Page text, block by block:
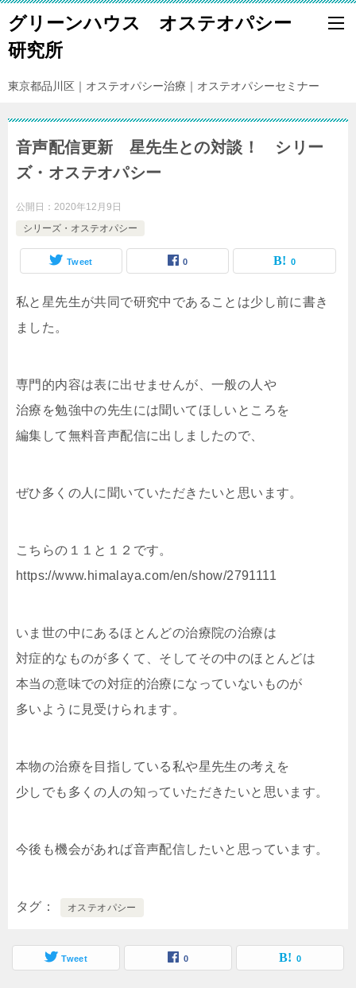
グリーンハウス オステオパシー
研究所
東京都品川区｜オステオパシー治療｜オステオパシーセミナー
音声配信更新 星先生との対談！ シリー
ズ・オステオパシー
公開日： 2020年12月9日
シリーズ・オステオパシー
Tweet 0 0
私と星先生が共同で研究中であることは少し前に書き
ました。
専門的内容は表に出せませんが、一般の人や
治療を勉強中の先生には聞いてほしいところを
編集して無料音声配信に出しましたので、
ぜひ多くの人に聞いていただきたいと思います。
こちらの１１と１２です。
https://www.himalaya.com/en/show/2791111
いま世の中にあるほとんどの治療院の治療は
対症的なものが多くて、そしてその中のほとんどは
本当の意味での対症的治療になっていないものが
多いように見受けられます。
本物の治療を目指している私や星先生の考えを
少しでも多くの人の知っていただきたいと思います。
今後も機会があれば音声配信したいと思っています。
タグ オステオパシー
Tweet 0 0